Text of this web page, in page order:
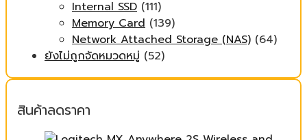
Internal SSD (111)
Memory Card (139)
Network Attached Storage (NAS) (64)
ยังไม่ถูกจัดหมวดหมู่ (52)
สินค้าลดราคา